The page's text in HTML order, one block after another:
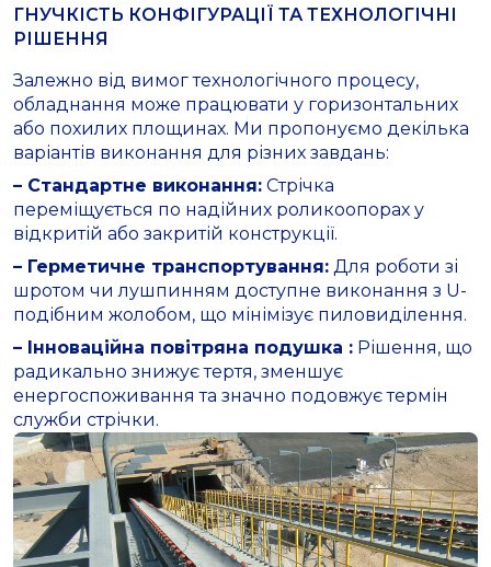
ГНУЧКІСТЬ КОНФІГУРАЦІЇ ТА ТЕХНОЛОГІЧНІ
РІШЕННЯ
Залежно від вимог технологічного процесу,
обладнання може працювати у горизонтальних
або похилих площинах. Ми пропонуємо декілька
варіантів виконання для різних завдань:
– Стандартне виконання: Стрічка
переміщується по надійних роликоопорах у
відкритій або закритій конструкції.
– Герметичне транспортування: Для роботи зі
шротом чи лушпинням доступне виконання з U-
подібним жолобом, що мінімізує пиловиділення.
– Інноваційна повітряна подушка : Рішення, що
радикально знижує тертя, зменшує
енергоспоживання та значно подовжує термін
служби стрічки.